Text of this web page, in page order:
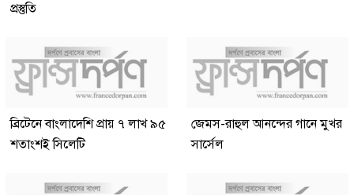
প্রস্তুতি
ব্রিটেনে বাংলাদেশি প্রায় ৭ লাখ ৯৫
শতাংশই সিলেটি
জেমস-রাহুল আনন্দের গানে মুখর
সার্সেল